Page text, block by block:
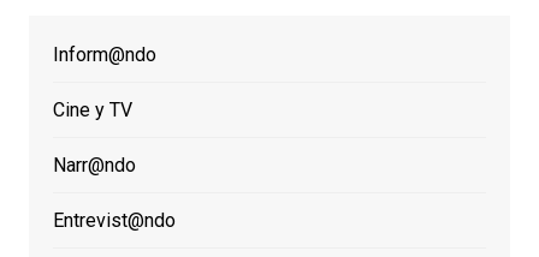
Inform@ndo
Cine y TV
Narr@ndo
Entrevist@ndo